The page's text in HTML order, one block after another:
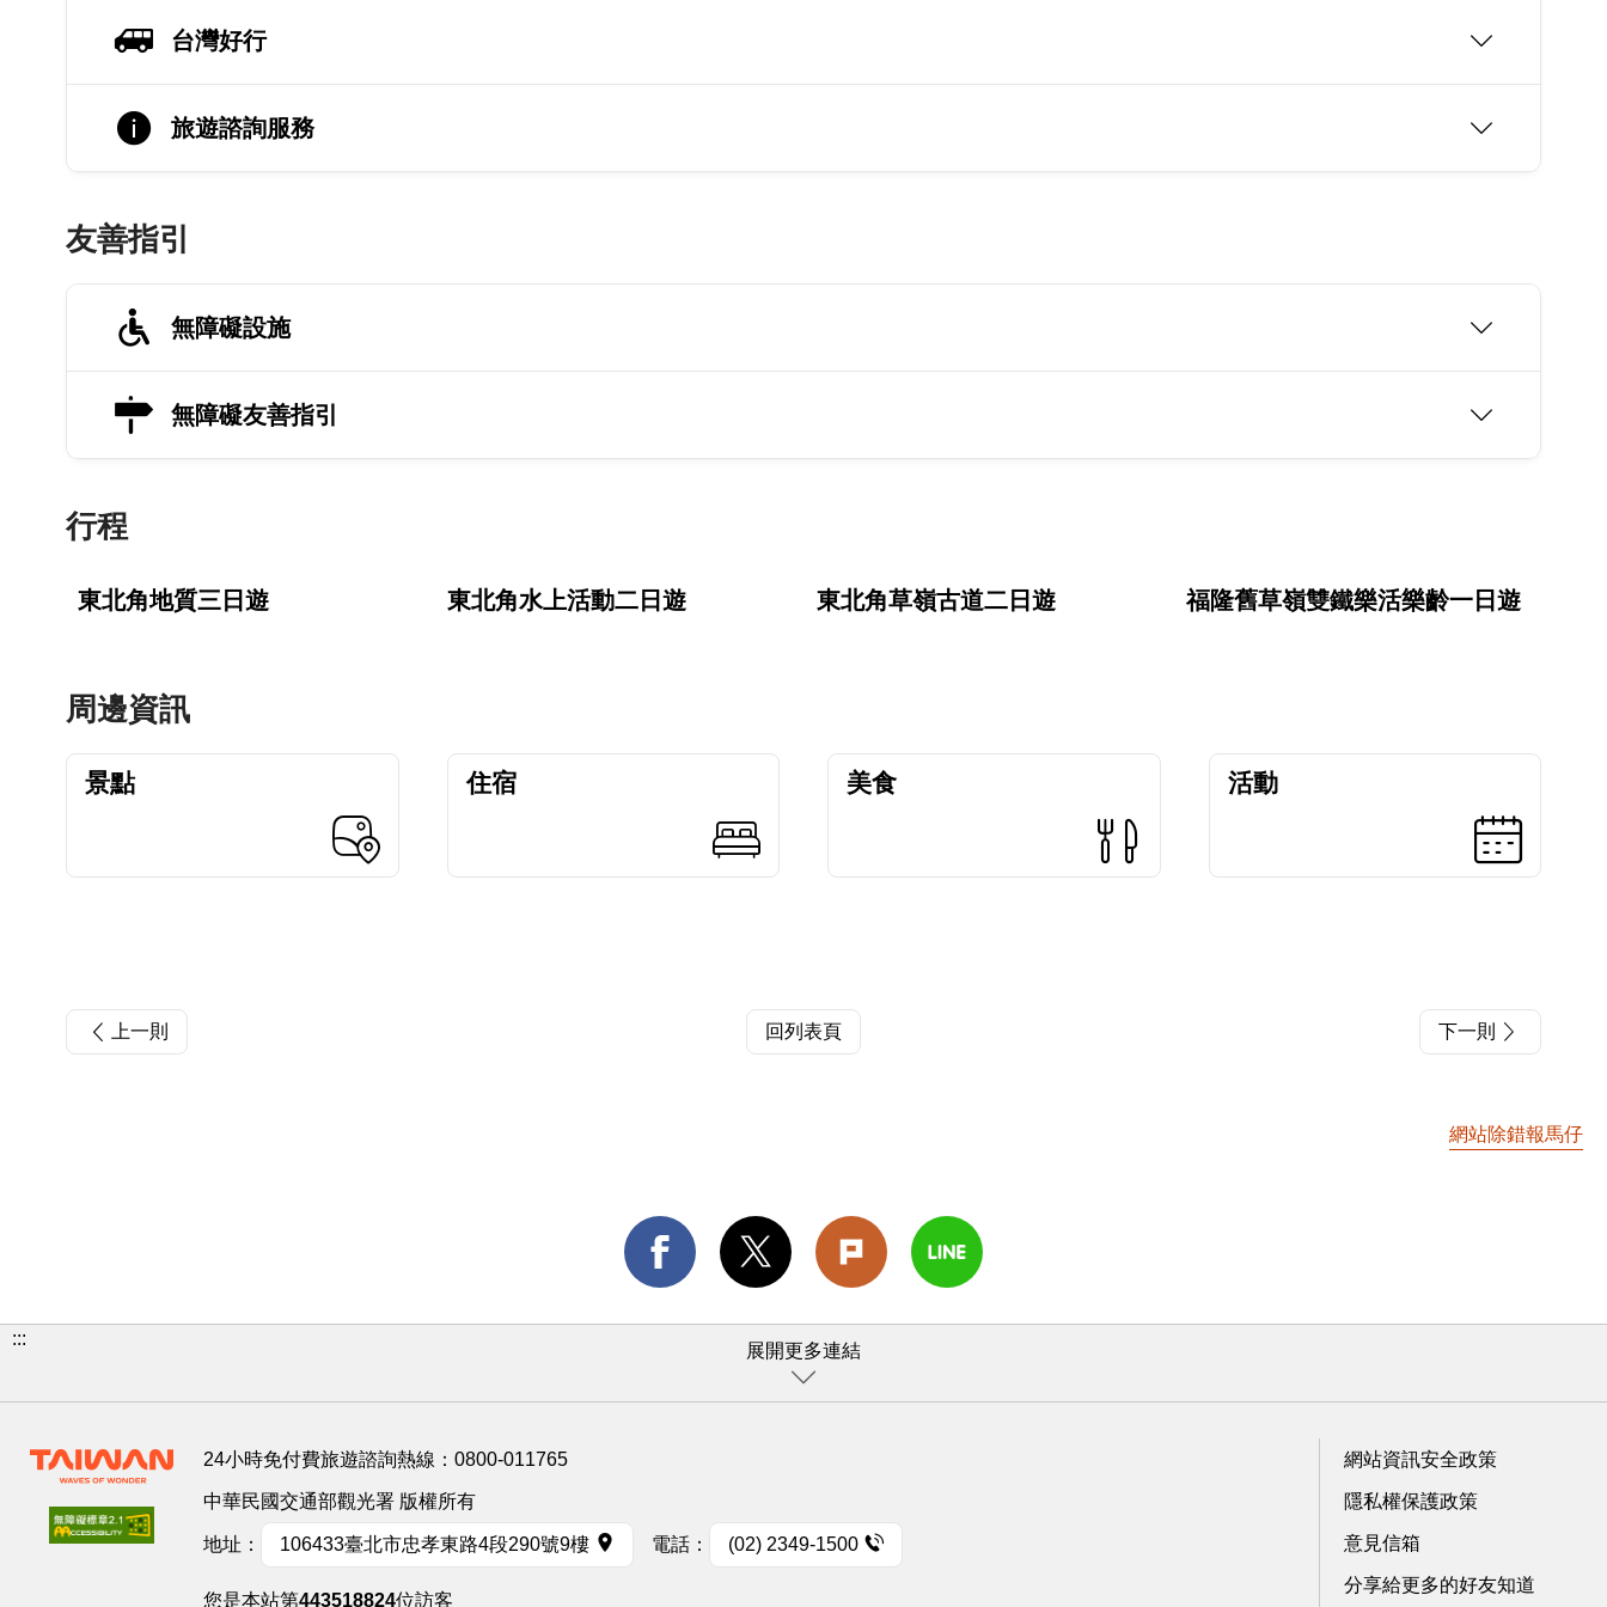
台灣好行
旅遊諮詢服務
友善指引
無障礙設施
無障礙友善指引
行程
東北角地質三日遊 東北角水上活動二日遊 東北角草嶺古道二日遊 福隆舊草嶺雙鐵樂活樂齡一日遊
周邊資訊
景點 住宿 美食 活動
上一則 回列表頁 下一則
網站除錯報馬仔
:::
展開更多連結
24小時免付費旅遊諮詢熱線： 0800-011765
中華民國交通部觀光署 版權所有
地址： 106433臺北市忠孝東路4段290號9樓 電話： (02) 2349-1500
您是本站第443518824位訪客
網站資訊安全政策
隱私權保護政策
意見信箱
分享給更多的好友知道